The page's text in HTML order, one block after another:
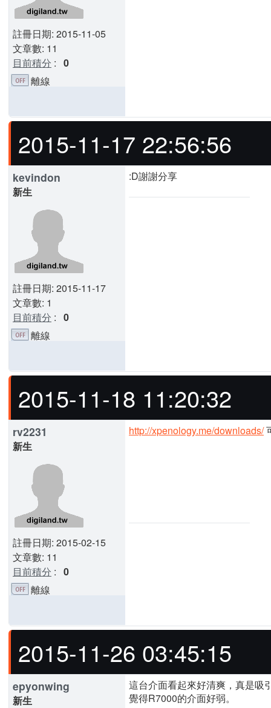
註冊日期: 2015-11-05
文章數: 11
目前積分 : 0
離線
2015-11-17 22:56:56
kevindon
新生
註冊日期: 2015-11-17
文章數: 1
目前積分 : 0
:D謝謝分享
離線
2015-11-18 11:20:32
rv2231
新生
註冊日期: 2015-02-15
文章數: 11
目前積分 : 0
http://xpenology.me/downloads/
離線
2015-11-26 03:45:15
epyonwing
新生
這台介面看起來好清爽，真是吸
覺得R7000的介面好弱。